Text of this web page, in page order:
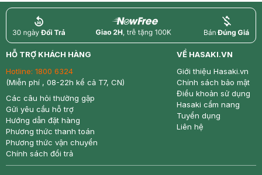
return nowfree price
HỖ TRỢ KHÁCH HÀNG
Hotline: 1800 6324
(Miễn phí , 08-22h kể cả T7, CN)
Các câu hỏi thường gặp
Gửi yêu cầu hỗ trợ
Hướng dẫn đặt hàng
Phương thức thanh toán
Phương thức vận chuyển
Chính sách đổi trả
VỀ HASAKI.VN
Giới thiệu Hasaki.vn
Chính sách bảo mật
Điều khoản sử dụng
Hasaki cẩm nang
Tuyển dụng
Liên hệ